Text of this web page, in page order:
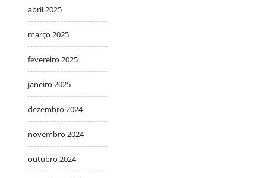
abril 2025
março 2025
fevereiro 2025
janeiro 2025
dezembro 2024
novembro 2024
outubro 2024